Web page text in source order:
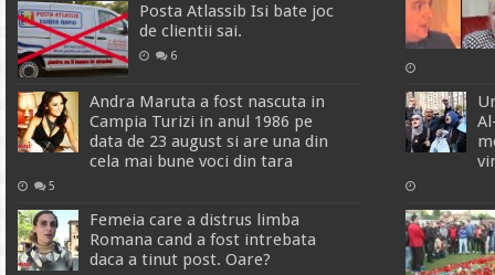
Posta Atlassib Isi bate joc
de clientii sai.
6
Andra Maruta a fost nascuta in
Campia Turizi in anul 1986 pe
data de 23 august si are una din
cela mai bune voci din tara
5
Femeia care a distrus limba
Romana cand a fost intrebata
daca a tinut post. Oare?